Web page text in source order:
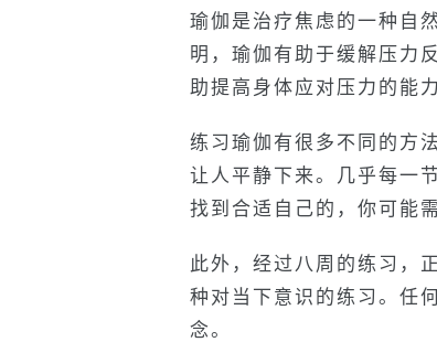
瑜伽是治疗焦虑的一种自
明，瑜伽有助于缓解压力
助提高身体应对压力的能
练习瑜伽有很多不同的方
让人平静下来。几乎每一
找到合适自己的，你可能
此外，经过八周的练习，
种对当下意识的练习。任
念。